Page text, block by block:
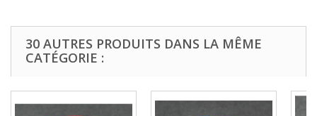
30 AUTRES PRODUITS DANS LA MÊME
CATÉGORIE :